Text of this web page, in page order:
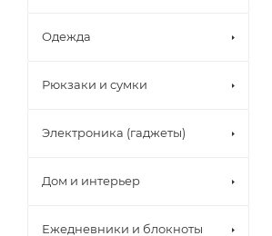
Одежда
Рюкзаки и сумки
Электроника (гаджеты)
Дом и интерьер
Ежедневники и блокноты